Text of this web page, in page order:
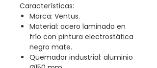
Características:
Marca: Ventus.
Material: acero laminado en
frío con pintura electrostática
negro mate.
Quemador industrial: aluminio